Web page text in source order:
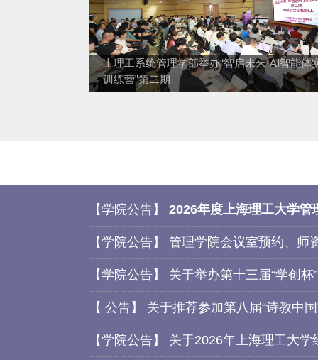
上理工系统管理学部举办“智启未来·AI智能体
训练营”第二期
上理管院学子在2026年全国企业竞争模拟大
【学院公告】 2026年度上海理工大学管
【学院公告】 管理学院会议室预约、师
【学院公告】 关于举办第十三届“学创
【 公告】 关于推荐参加第八届“诗教中
【学院公告】 关于2026年上海理工大